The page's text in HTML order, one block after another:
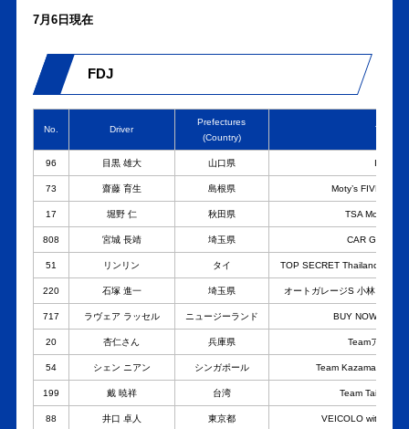
7月6日現在
FDJ
No. Driver
Prefectures
(Country)
Team
96 目黒 雄大 山口県 ISSIN
73 齋藤 育生 島根県 Moty’s FIVEX
17 堀野 仁 秋田県 TSA
808 宮城 長靖 埼玉県 CAR GUY
51 リンリン タイ TOP SECRET Thailand Team
220 石塚 進一 埼玉県 オートガレージS 小林ビルト
717 ラヴェア ラッセル ニュージーランド BUY NOW
20 杏仁さん 兵庫県 Teamアカデ
54 シェン ニアン シンガポール Team Kazama with
199 戴 暁祥 台湾 Team Taiwan
88 井口 卓人 東京都 VEICOLO with